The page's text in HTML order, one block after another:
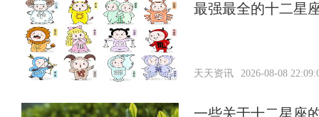
最强最全的十二星
天天资讯 2026-08-08
一些关于十二星座